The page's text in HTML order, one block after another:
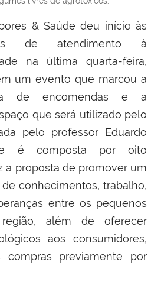
& Saúde deu início às
de atendimento à
na última quarta-feira,
um evento que marcou a
de encomendas e a
que será utilizado pelo
pelo professor Eduardo
é composta por oito
a proposta de promover um
conhecimentos, trabalho,
entre os pequenos
além de oferecer
aos consumidores,
previamente por